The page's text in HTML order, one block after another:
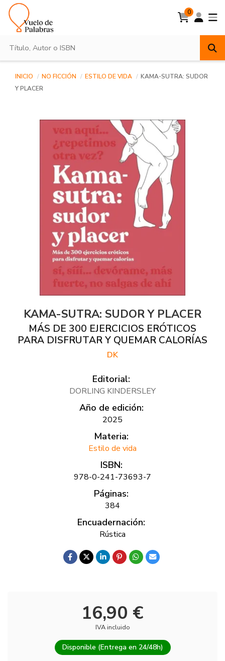
0
INICIO NO FICCIÓN ESTILO DE VIDA
KAMA-SUTRA: SUDOR
Y PLACER
KAMA-SUTRA: SUDOR Y PLACER
MÁS DE 300 EJERCICIOS ERÓTICOS
PARA DISFRUTAR Y QUEMAR CALORÍAS
DK
Editorial:
DORLING KINDERSLEY
Año de edición:
2025
Materia:
Estilo de vida
ISBN:
978-0-241-73693-7
Páginas:
384
Encuadernación:
Rústica
16,90 €
IVA incluido
Disponible (Entrega en 24/48h)